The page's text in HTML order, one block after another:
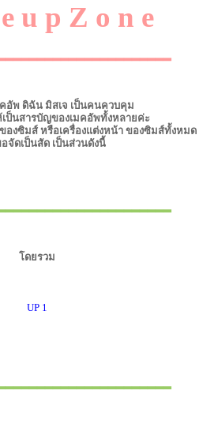
u p Z o n e
อัพ ดิฉัน มิสเจ เป็นคนควบคุม
เป็นสารบัญของเมคอัพทั้งหลายค่ะ
องซิมส์ หรือเครื่องแต่งหน้า ของซิมส์ทั้งหมด
จัดเป็นสัด เป็นส่วนดังนี้
โดยรวม
UP 1